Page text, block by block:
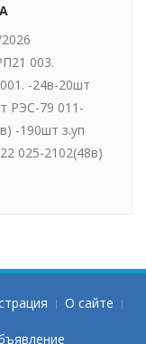
003.
-24в-20шт
РЭС-79 011-
-190шт з.уп
025-2102(48в)
О сайте